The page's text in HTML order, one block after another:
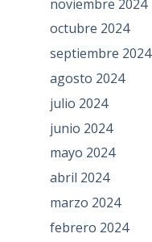
noviembre 2024
octubre 2024
septiembre 2024
agosto 2024
julio 2024
junio 2024
mayo 2024
abril 2024
marzo 2024
febrero 2024